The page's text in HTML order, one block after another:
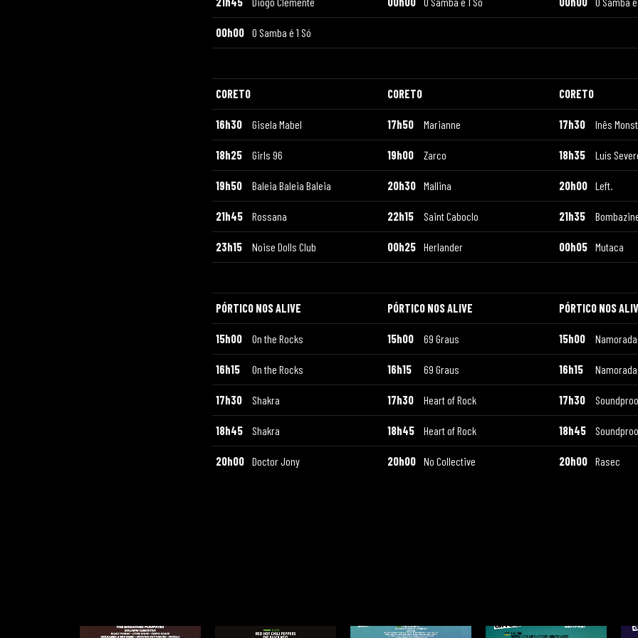
00h00 O Samba é 1 Só
CORETO CORETO CORETO
16h30 Gisela Mabel 17h50 Marianne 17h30 Inês
18h25 Girls 96 19h00 Zarco 18h35 Luís
19h50 Baleia Baleia Baleia 20h30 Mallina 20h00 Left.
21h45 Rossana 22h15 Saint Caboclo 21h35
23h15 Noise Dolls Club 00h25 Herlander 00h05 Mutaca
PÓRTICO NOS ALIVE PÓRTICO NOS ALIVE PÓRTICO NOS
15h00 On the Rocks 15h00 69 Graus 15h00
16h15 On the Rocks 16h15 69 Graus 16h15
17h30 Shakra 17h30 Heart of Rock 17h30
18h45 Shakra 18h45 Heart of Rock 18h45
20h00 Doctor Jony 20h00 No Collective 20h00 Rasec